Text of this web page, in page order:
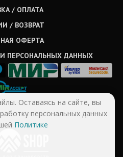
/ ОПЛАТА
/ ВОЗВРАТ
ОФЕРТА
ПЕРСОНАЛЬНЫХ ДАННЫХ
Оставаясь на сайте, вы
персональных данных
Политике